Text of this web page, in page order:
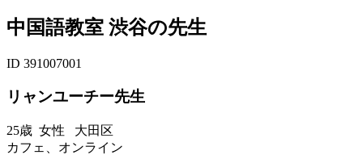
中国語教室 渋谷の先生
ID 391007001
リャンユーチー先生
25歳 女性 大田区
カフェ、オンライン